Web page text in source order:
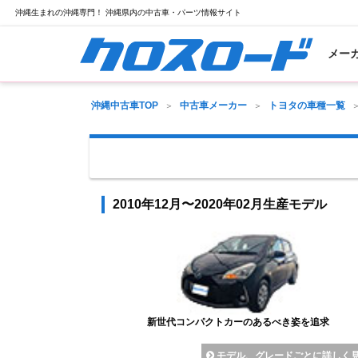
沖縄生まれの沖縄専門！ 沖縄県内の中古車・パーツ情報サイト
メー
沖縄中古車TOP 中古車メーカー トヨタの車種一覧
2010年12月〜2020年02月生産モデル
新世代コンパクトカーのあるべき姿を追求
モデル、グレードごとに詳しく